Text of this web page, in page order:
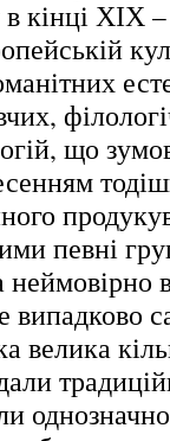
кінці ХІХ
що
певні
неймовірно
випадково